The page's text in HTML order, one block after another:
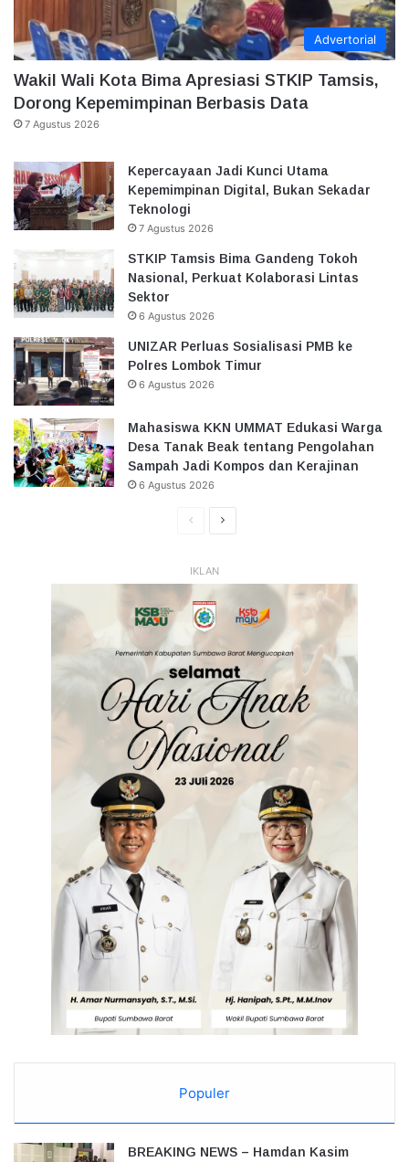
Advertorial
Wakil Wali Kota Bima Apresiasi STKIP Tamsis,
Dorong Kepemimpinan Berbasis Data
7 Agustus 2026
Kepercayaan Jadi Kunci Utama
Kepemimpinan Digital, Bukan Sekadar
Teknologi
7 Agustus 2026
STKIP Tamsis Bima Gandeng Tokoh
Nasional, Perkuat Kolaborasi Lintas
Sektor
6 Agustus 2026
UNIZAR Perluas Sosialisasi PMB ke
Polres Lombok Timur
6 Agustus 2026
Mahasiswa KKN UMMAT Edukasi Warga
Desa Tanak Beak tentang Pengolahan
Sampah Jadi Kompos dan Kerajinan
6 Agustus 2026
HalamanHalaman
IKLAN
Populer
BREAKING NEWS – Hamdan Kasim